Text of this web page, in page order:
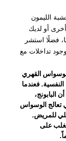
الليمون
أو لديك
فضلًا استشر
تداخلات مع
القهري
فعندما
البابونج،
تعالج الوسواس
للمريض.
على